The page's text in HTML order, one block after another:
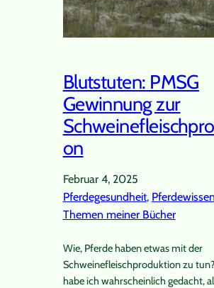
Blutstuten: PMSG
Gewinnung zur
on
Februar 4, 2025
Pferdegesundheit, Pferdewissen
Themen meiner Bücher
Wie, Pferde haben etwas mit der
Schweinefleischproduktion zu
habe ich wahrscheinlich gedacht,